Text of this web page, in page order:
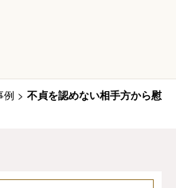
例 > 不貞を認めない相手方から慰